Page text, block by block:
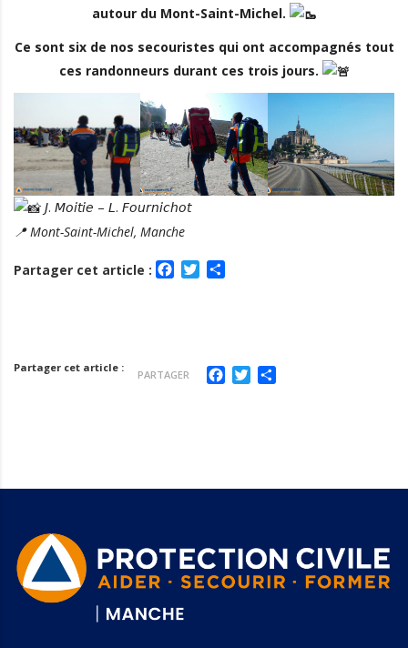
autour du Mont-Saint-Michel.
Ce sont six de nos secouristes qui ont accompagnés tout
ces randonneurs durant ces trois jours.
𝘑. 𝘔𝘰𝘪𝘵𝘪𝘦 – 𝘓. 𝘍𝘰𝘶𝘳𝘯𝘪𝘤𝘩𝘰𝘵
📍 Mont-Saint-Michel, Manche
Partager cet article : Facebook
Twitter
PARTAGER
Partager cet article : Facebook
Twitter